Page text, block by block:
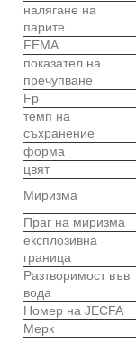
налягане на
парите
FEMA
показател на
пречупване
Fp
темп на
съхранение
форма
цвят
Миризма
Праг на миризма
експлозивна
граница
Разтворимост във
вода
Номер на JECFA
Мерк